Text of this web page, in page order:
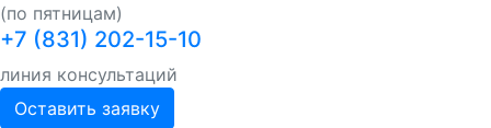
(по пятницам)
+7 (831) 202-15-10
линия консультаций
Оставить заявку